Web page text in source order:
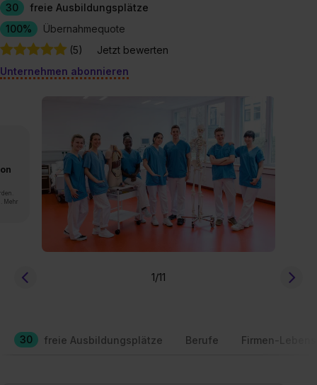
30
freie Ausbildungsplätze
100%
Übernahmequote
(5)
Jetzt bewerten
Unternehmen abonnieren
Mehr
1/11
30 freie Ausbildungsplätze Berufe Firmen-